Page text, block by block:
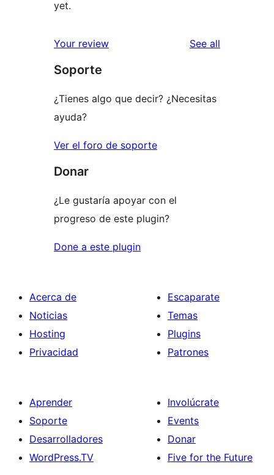
yet.
Your review See all
Soporte
¿Tienes algo que decir? ¿Necesitas
ayuda?
Ver el foro de soporte
Donar
¿Le gustaría apoyar con el
progreso de este plugin?
Done a este plugin
Acerca de
Noticias
Hosting
Privacidad
Escaparate
Temas
Plugins
Patrones
Aprender
Soporte
Desarrolladores
WordPress.TV
Involúcrate
Events
Donar
Five for the Future